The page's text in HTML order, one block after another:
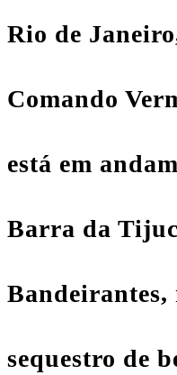
Rio de Janeiro
Comando
está em
Barra da
Bandeirantes,
sequestro de